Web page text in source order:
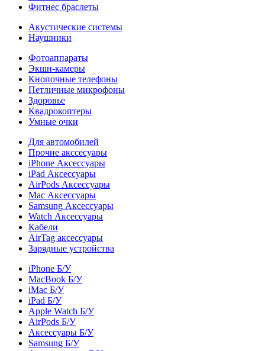
Фитнес браслеты
Акустические системы
Наушники
Фотоаппараты
Экшн-камеры
Кнопочные телефоны
Петличные микрофоны
Здоровье
Квадрокоптеры
Умные очки
Для автомобилей
Прочие акссесуары
iPhone Аксессуары
iPad Аксессуары
AirPods Аксессуары
Mac Аксессуары
Samsung Аксессуары
Watch Аксессуары
Кабели
AirTag аксессуары
Зарядные устройства
iPhone Б/У
MacBook Б/У
iMac Б/У
iPad Б/У
Apple Watch Б/У
AirPods Б/У
Аксессуары Б/У
Samsung Б/У